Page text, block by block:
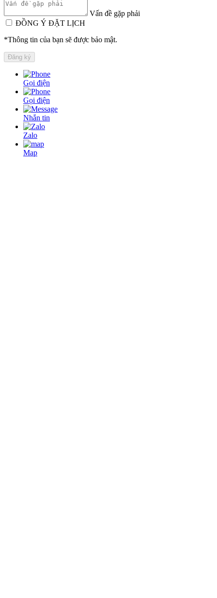
Vấn đề gặp phải
ĐỒNG Ý ĐẶT LỊCH
*Thông tin của bạn sẽ được bảo mật.
Gọi điện
Gọi điện
Nhắn tin
Zalo
Map